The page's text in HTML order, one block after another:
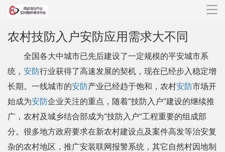
导
农村技防入户安防应用需求大不同
全国各大中城市已先后建设了一定规模的平安城市系
统， 安防行业获得了高速发展的契机，现在已经步入稳定增
长期。一线城市的安防产业已经趋于饱和，农村安防市场开
始成为安防企业关注的重点，随着“技防入户”建设的继续推
广，农村及城乡结合部成为“技防入户”工程重要的组成部
分。很多地方政府要求在新农村建设点及案件高发等治安复
杂的农村地区，推广安装联网报警系统，其它自然村因地制